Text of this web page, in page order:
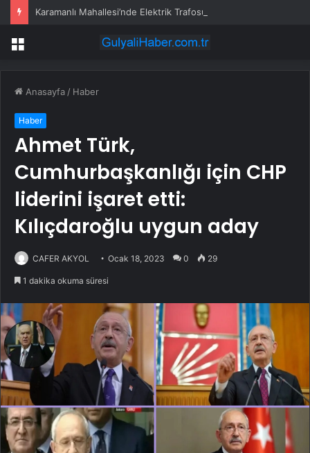
Menü
Anasayfa / Haber
Haber
Ahmet Türk,
Cumhurbaşkanlığı için CHP
liderini işaret etti:
Kılıçdaroğlu uygun aday
CAFER AKYOL Ocak 18, 2023 0 29
1 dakika okuma süresi